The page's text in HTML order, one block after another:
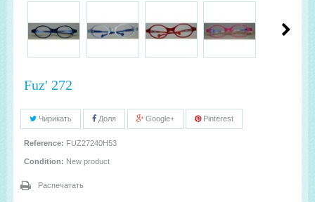
Fuz' 272
Чирикать Доля Google+ Pinterest
Reference: FUZ27240H53
Condition: New product
Распечатать